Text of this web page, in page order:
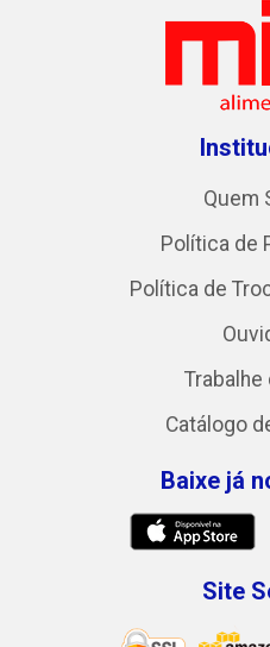
Quem
Política de
Política de
Catálogo
Baixe já
Site